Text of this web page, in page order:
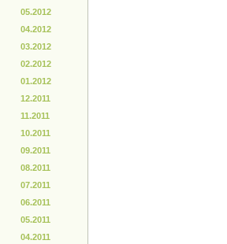
05.2012
04.2012
03.2012
02.2012
01.2012
12.2011
11.2011
10.2011
09.2011
08.2011
07.2011
06.2011
05.2011
04.2011